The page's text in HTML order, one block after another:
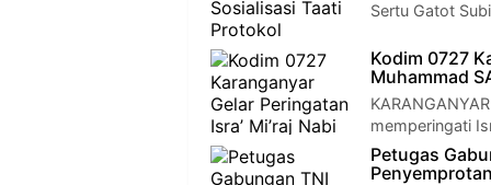
Sertu Gatot
Kodim 0727
Muhammad
memperingati
Petugas